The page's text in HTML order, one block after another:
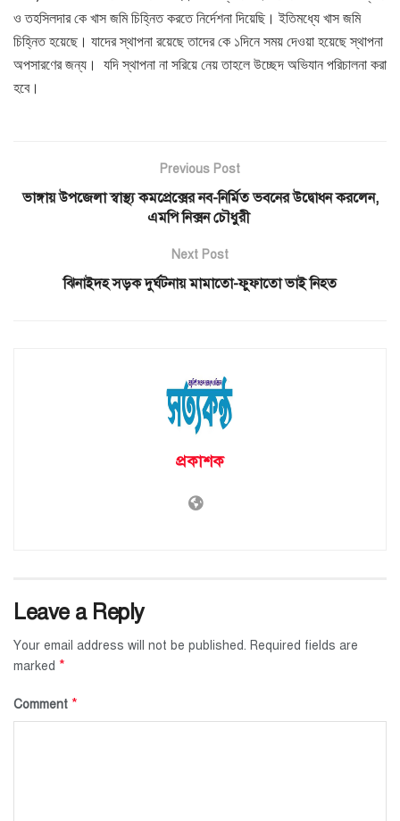
ও তহসিলদার কে খাস জমি চিহ্নিত করতে নির্দেশনা দিয়েছি। ইতিমধ্যে খাস জমি
চিহ্নিত হয়েছে। যাদের স্থাপনা রয়েছে তাদের কে ১দিনে সময় দেওয়া হয়েছে স্থাপনা
অপসারণের জন্য। যদি স্থাপনা না সরিয়ে নেয় তাহলে উচ্ছেদ অভিযান পরিচালনা করা
হবে।
Previous Post
ভাঙ্গায় উপজেলা স্বাস্থ্য কমপ্রেক্সের নব-নির্মিত ভবনের উদ্বোধন করলেন,
এমপি নিক্সন চৌধুরী
Next Post
ঝিনাইদহ সড়ক দুর্ঘটনায় মামাতো-ফুফাতো ভাই নিহত
প্রকাশক
Leave a Reply
Your email address will not be published. Required fields are
marked *
Comment *